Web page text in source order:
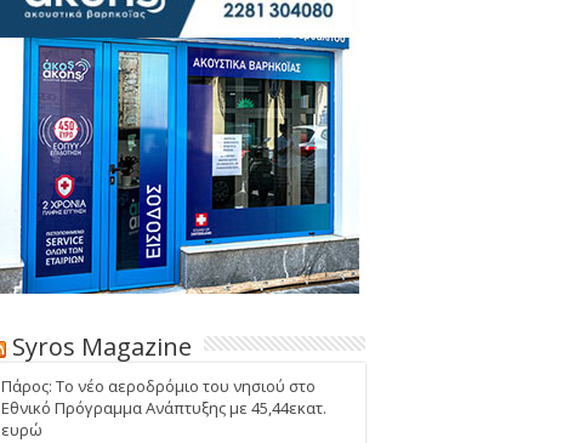
Syros Magazine
Πάρος: Το νέο αεροδρόμιο του νησιού στο
Εθνικό Πρόγραμμα Ανάπτυξης με 45,44εκατ.
ευρώ